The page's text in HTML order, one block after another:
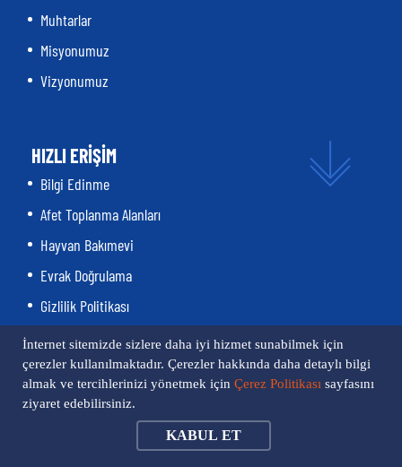
İnternet sitemizde sizlere daha iyi hizmet sunabilmek için
çerezler kullanılmaktadır. Çerezler hakkında daha detaylı bilgi
almak ve tercihlerinizi yönetmek için Çerez Politikası sayfasını
ziyaret edebilirsiniz.
Muhtarlar
Misyonumuz
Vizyonumuz
HIZLI ERİŞİM
Bilgi Edinme
Afet Toplanma Alanları
Hayvan Bakımevi
Evrak Doğrulama
Gizlilik Politikası
İmar Planı Askıları
İşletmeler
Kent Rehberi